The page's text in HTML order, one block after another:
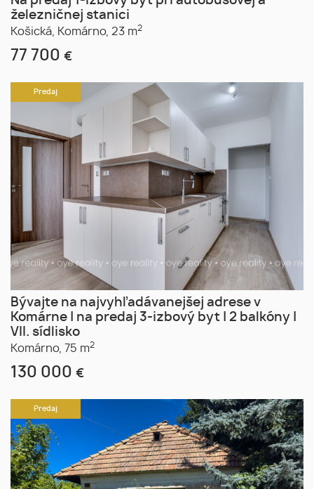
železničnej stanici
Košická, Komárno, 23 m2
77 700 €
Predaj
Bývajte na najvyhľadávanejšej adrese v
Komárne | na predaj 3-izbový byt | 2 balkóny |
VII. sídlisko
Komárno, 75 m2
130 000 €
Predaj